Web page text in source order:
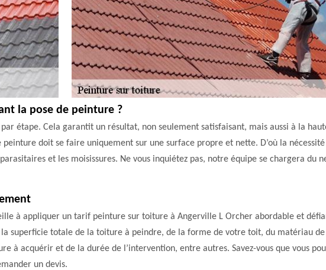
la pose de peinture ?
étape. Cela garantit un résultat, non seulement satisfaisant, mais aussi à la
doit se faire uniquement sur une surface propre et nette. D’où la
et les moisissures. Ne vous inquiétez pas, notre équipe se chargera du
à appliquer un tarif peinture sur toiture à Angerville L Orcher abordable et
superficie totale de la toiture à peindre, de la forme de votre toit, du matériau
à acquérir et de la durée de l’intervention, entre autres. Savez-vous que vous
un devis.